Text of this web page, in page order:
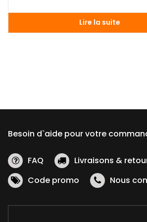
Lire la suite
Besoin d`aide pour votre
FAQ
Livraisons &
Code promo
Nous